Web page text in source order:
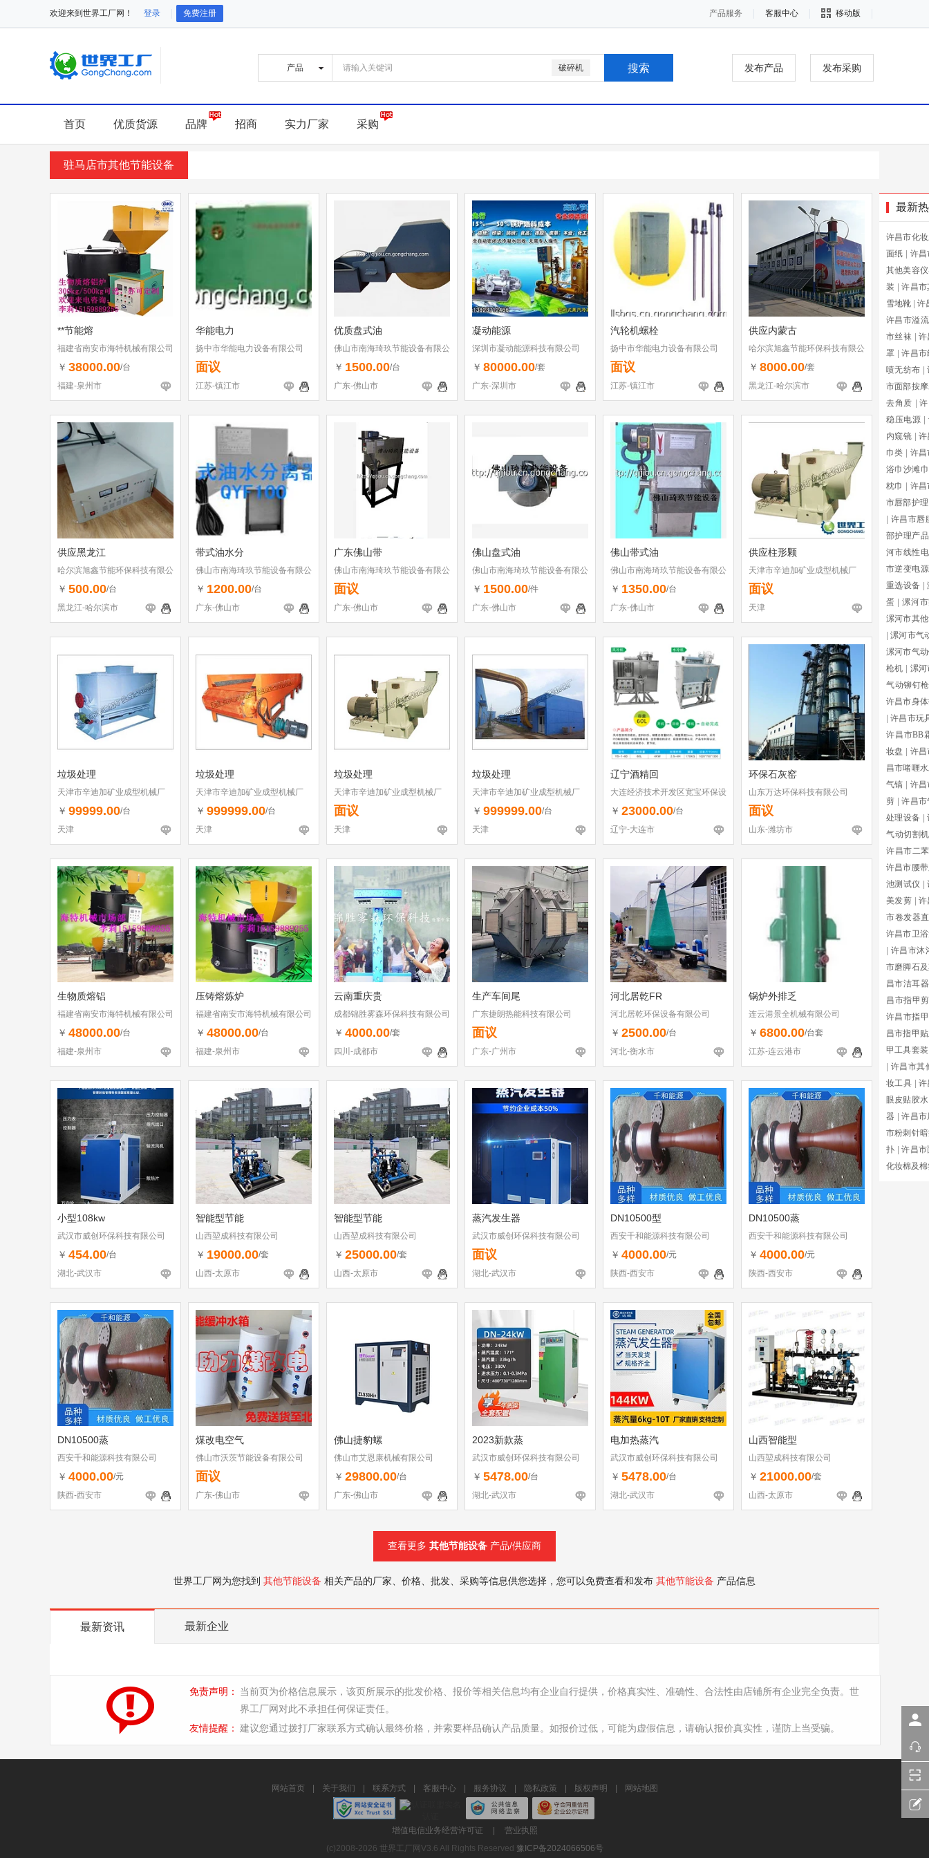
欢迎来到世界工厂网！ 登录 免费注册 产品服务 客服中心 移动版
破碎机 发布产品 发布采购
首页 优质货源 品牌 招商 实力厂家 采购
驻马店市其他节能设备
**节能熔
福建省南安市海特机械有限公司
￥ 38000.00/台
福建-泉州市
华能电力
扬中市华能电力设备有限公司
面议
江苏-镇江市
优质盘式油
佛山市南海琦玖节能设备有限公
司
￥ 1500.00/台
广东-佛山市
凝动能源
深圳市凝动能源科技有限公司
￥ 80000.00/套
广东-深圳市
汽轮机螺栓
扬中市华能电力设备有限公司
面议
江苏-镇江市
供应内蒙古
哈尔滨旭鑫节能环保科技有限公
司
￥ 8000.00/套
黑龙江-哈尔滨市
供应黑龙江
哈尔滨旭鑫节能环保科技有限公
司
￥ 500.00/台
黑龙江-哈尔滨市
带式油水分
佛山市南海琦玖节能设备有限公
司
￥ 1200.00/台
广东-佛山市
广东佛山带
佛山市南海琦玖节能设备有限公
司
面议
广东-佛山市
佛山盘式油
佛山市南海琦玖节能设备有限公
司
￥ 1500.00/件
广东-佛山市
佛山带式油
佛山市南海琦玖节能设备有限公
司
￥ 1350.00/台
广东-佛山市
供应柱形颗
天津市辛迪加矿业成型机械厂
面议
天津
垃圾处理
天津市辛迪加矿业成型机械厂
￥ 99999.00/台
天津
垃圾处理
天津市辛迪加矿业成型机械厂
￥ 999999.00/台
天津
垃圾处理
天津市辛迪加矿业成型机械厂
面议
天津
垃圾处理
天津市辛迪加矿业成型机械厂
￥ 999999.00/台
天津
辽宁酒精回
大连经济技术开发区宽宝环保设
备经营部
￥ 23000.00/台
辽宁-大连市
环保石灰窑
山东万达环保科技有限公司
面议
山东-潍坊市
生物质熔铝
福建省南安市海特机械有限公司
￥ 48000.00/台
福建-泉州市
压铸熔炼炉
福建省南安市海特机械有限公司
￥ 48000.00/台
福建-泉州市
云南重庆贵
成都锦胜雾森环保科技有限公司
￥ 4000.00/套
四川-成都市
生产车间尾
广东捷朗热能科技有限公司
面议
广东-广州市
河北居乾FR
河北居乾环保设备有限公司
￥ 2500.00/台
河北-衡水市
锅炉外排乏
连云港景全机械有限公司
￥ 6800.00/台套
江苏-连云港市
小型108kw
武汉市威创环保科技有限公司
￥ 454.00/台
湖北-武汉市
智能型节能
山西堃成科技有限公司
￥ 19000.00/套
山西-太原市
智能型节能
山西堃成科技有限公司
￥ 25000.00/套
山西-太原市
蒸汽发生器
武汉市威创环保科技有限公司
面议
湖北-武汉市
DN10500型
西安千和能源科技有限公司
￥ 4000.00/元
陕西-西安市
DN10500蒸
西安千和能源科技有限公司
￥ 4000.00/元
陕西-西安市
DN10500蒸
西安千和能源科技有限公司
￥ 4000.00/元
陕西-西安市
煤改电空气
佛山市沃茨节能设备有限公司
面议
广东-佛山市
佛山捷豹螺
佛山市艾恩康机械有限公司
￥ 29800.00/台
广东-佛山市
2023新款蒸
武汉市威创环保科技有限公司
￥ 5478.00/台
湖北-武汉市
电加热蒸汽
武汉市威创环保科技有限公司
￥ 5478.00/台
湖北-武汉市
山西智能型
山西堃成科技有限公司
￥ 21000.00/套
山西-太原市
查看更多 其他节能设备 产品/供应商
世界工厂网为您找到 其他节能设备 相关产品的厂家、价格、批发、采购等信息供您选择，您可以免费查看和发布 其他节能设备 产品信息
最新
许昌市化
面纸
许
其他美容
装
许昌市
雪地靴
许
许昌市溢
市丝袜
许
罩
许昌市
喷无纺布
市面部按
去角质
稳压电源
内窥镜
许
巾类
许
浴巾沙滩巾
枕巾
许
市唇部护理
许昌市唇
部护理产品
河市线性
市逆变电源
重选设备
蛋
漯河
漯河市其
漯河市气
漯河市气
枪机
漯
气动铆钉枪
许昌市身
许昌市玩
许昌市BB
妆盘
许
昌市啫喱
气镐
许昌
剪
许昌市
处理设备
气动切割机
许昌市二
许昌市腰
池测试仪
美发剪
许
市卷发器
许昌市卫
许昌市沐
市磨脚石
昌市洁耳器
昌市指甲
许昌市指
昌市指甲
甲工具套装
许昌市其
妆工具
许
眼皮贴胶水
器
许昌市
市粉刺针
扑
许昌市
化妆棉及
最新资讯 最新企业
免责声明：
当前页为价格信息展示，该页所展示的批发价格、报价等相关信息均有企业自行提供，价格真实性、准确性、合法性由店铺所有企业完全负责。世
界工厂网对此不承担任何保证责任。
友情提醒： 建议您通过拨打厂家联系方式确认最终价格，并索要样品确认产品质量。如报价过低，可能为虚假信息，请确认报价真实性，谨防上当受骗。
网站首页 关于我们 联系方式 客服中心 服务协议 隐私政策 版权声明 网站地图
增值电信业务经营许可证
营业执照
(c)2008-2026 世界工厂网V3.6 All Rights Reserved 豫ICP备2024066506号